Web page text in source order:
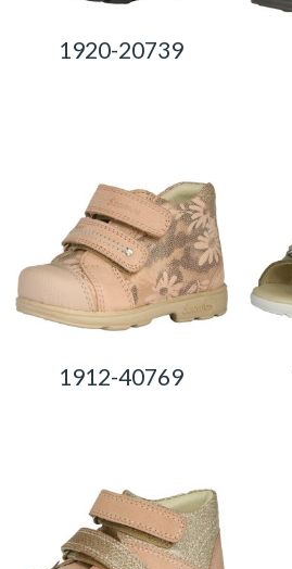
1920-20739
1912-40769